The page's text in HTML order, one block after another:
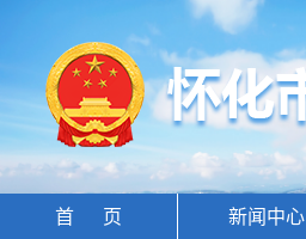
首 页 新闻中心